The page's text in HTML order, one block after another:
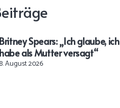
Britney Spears: „Ich glaube, ich
habe als Mutter versagt“
August 2026